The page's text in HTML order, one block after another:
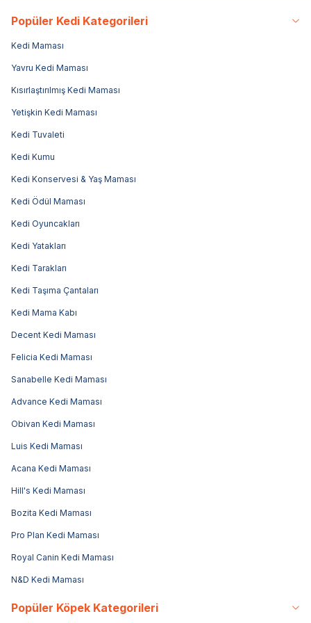
Popüler Kedi Kategorileri
Kedi Maması
Yavru Kedi Maması
Kısırlaştırılmış Kedi Maması
Yetişkin Kedi Maması
Kedi Tuvaleti
Kedi Kumu
Kedi Konservesi & Yaş Maması
Kedi Ödül Maması
Kedi Oyuncakları
Kedi Yatakları
Kedi Tarakları
Kedi Taşıma Çantaları
Kedi Mama Kabı
Decent Kedi Maması
Felicia Kedi Maması
Sanabelle Kedi Maması
Advance Kedi Maması
Obivan Kedi Maması
Luis Kedi Maması
Acana Kedi Maması
Hill's Kedi Maması
Bozita Kedi Maması
Pro Plan Kedi Maması
Royal Canin Kedi Maması
N&D Kedi Maması
Popüler Köpek Kategorileri